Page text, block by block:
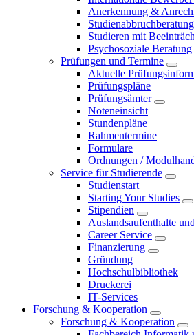
Anerkennung &
Studienabbruchberatung
Studieren mit
Psychosoziale Beratung
Prüfungen und Termine
Aktuelle
Prüfungspläne
Prüfungsämter
Noteneinsicht
Stundenpläne
Rahmentermine
Formulare
Ordnungen /
Service für Studierende
Studienstart
Starting Your Studies
Stipendien
Auslandsaufenthalte
Career Service
Finanzierung
Gründung
Hochschulbibliothek
Druckerei
IT-Services
Forschung & Kooperation
Forschung & Kooperation